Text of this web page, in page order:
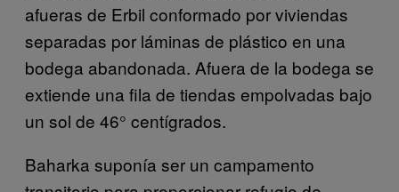
afueras de Erbil conformado por viviendas
separadas por láminas de plástico en una
bodega abandonada. Afuera de la bodega se
extiende una fila de tiendas empolvadas bajo
un sol de 46° centígrados.
Baharka suponía ser un campamento